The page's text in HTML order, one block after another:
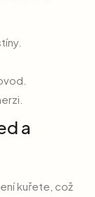
a
kuřete, což